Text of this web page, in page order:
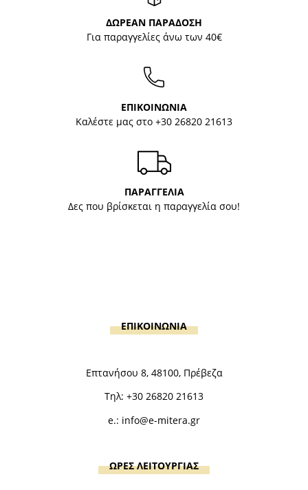
ΔΩΡΕΑΝ ΠΑΡΑΔΟΣΗ
Για παραγγελίες άνω των 40€
ΕΠΙΚΟΙΝΩΝΙΑ
Καλέστε μας στο +30 26820 21613
ΠΑΡΑΓΓΕΛΙΑ
Δες που βρίσκεται η παραγγελία σου!
ΕΠΙΚΟΙΝΩΝΙΑ
Επτανήσου 8, 48100, Πρέβεζα
Τηλ: +30 26820 21613
e.: info@e-mitera.gr
ΩΡΕΣ ΛΕΙΤΟΥΡΓΙΑΣ